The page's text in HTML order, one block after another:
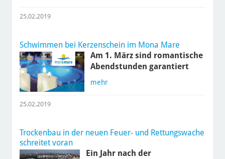
25.02.2019
Schwimmen bei Kerzenschein im Mona Mare
Am 1. März sind romantische
Abendstunden garantiert
mehr
25.02.2019
Trockenbau in der neuen Feuer- und Rettungswache
schreitet voran
Ein Jahr nach der